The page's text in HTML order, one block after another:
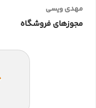
مهدی ویسی
مجوزهای فروشگاه